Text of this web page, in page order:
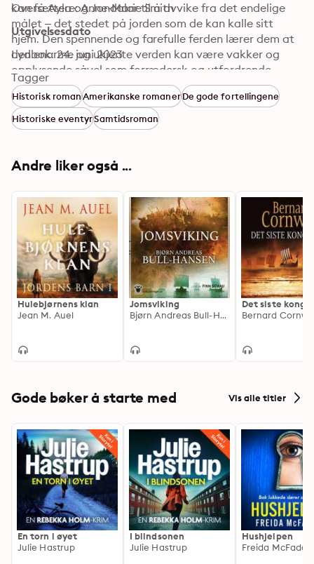
kan få Ayla og Jondalar til å avvike fra det endelige
målet – det stedet på jorden som de kan kalle sitt
hjem. Den spennende og farefulle ferden lærer dem at
den enorme og ukjente verden kan være vakker og
opplysende såvel som forrædersk og utfordrende.
Oversettere: Anne-Marie Smith
Utgivelsesdato
Lydbok: 24. juni 2023
Tagger
Historisk romanAmerikanske romanerDe gode fortellingene
Historiske eventyrSamtidsroman
Andre liker også ...
Hulebjørnens klan
Jean M. Auel
Jomsviking
Bjørn Andreas Bull-Hansen
Det siste
Bernard
Gode bøker å starte med Vis alle titler
En torn i øyet
Julie Hastrup
I blindsonen
Julie Hastrup
Hushjelpen
Freida